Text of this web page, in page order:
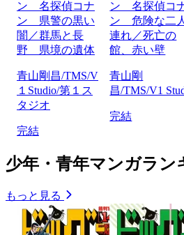
ン 名探偵コナ
ン 県警の黒い
闇／群馬と長
野 県境の遺体
青山剛昌/TMS/V
１Studio/第１ス
タジオ
完結
ン 名探偵コ
ン 危険な二人
連れ／死亡の
館、赤い壁
青山剛
昌/TMS/V1
完結
少年・青年マンガラン
もっと見る